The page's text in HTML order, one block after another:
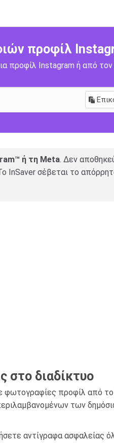
προφίλ
προφίλ Instagram ή από τον
ή τη Meta. Δεν
InSaver σέβεται το
στο διαδίκτυο
φωτογραφίες προφίλ από
των
αντίγραφα